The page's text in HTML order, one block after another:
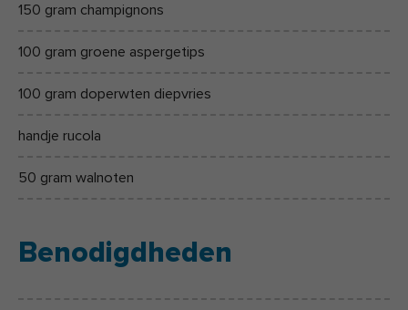
150 gram champignons
100 gram groene aspergetips
100 gram doperwten diepvries
handje rucola
50 gram walnoten
Benodigdheden